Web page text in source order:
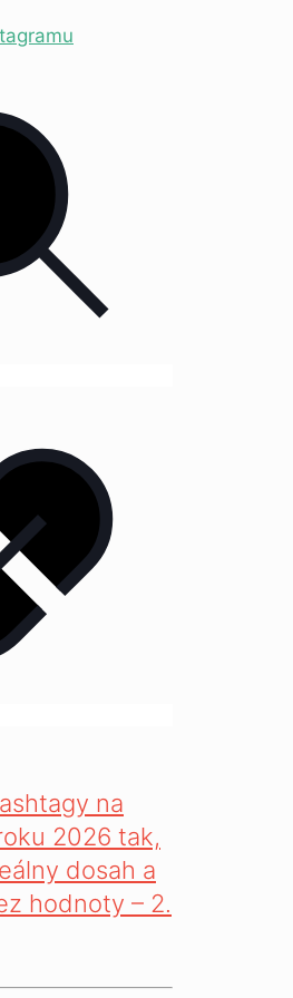
na
2026 tak,
dosah a
hodnoty – 2.